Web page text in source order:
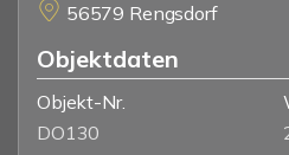
56579 Rengsdorf
Objektdaten
Objekt-Nr.
DO130